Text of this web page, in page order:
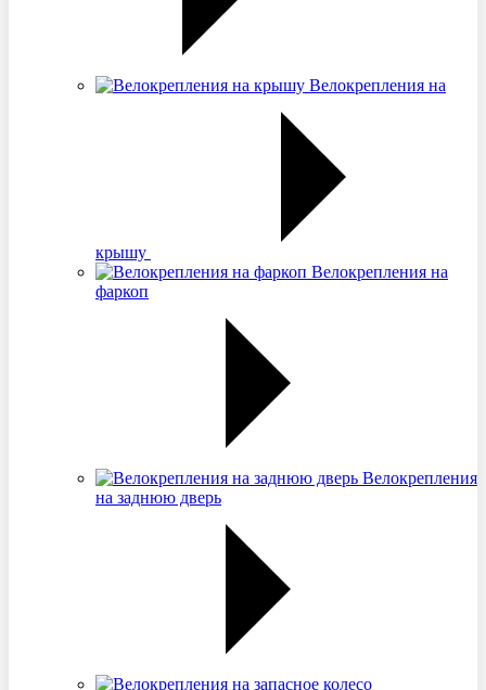
Велокрепления на
крышу
Велокрепления на
фаркоп
Велокрепления
на заднюю дверь